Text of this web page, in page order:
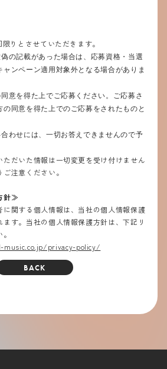
りとさせていただきます。
の記載があった場合は、応募資格・当選
ャンペーン適用対象外となる場合がありま
意を得た上でご応募ください。ご応募さ
同意を得た上でのご応募をされたものと
わせには、一切お答えできませんので予
だいた情報は一切変更を受け付けません
注意ください。
針≫
関する個人情報は、当社の個人情報保護
す。当社の個人情報保護方針は、下記リ
privacy-policy/
BACK